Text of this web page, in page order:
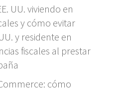
UU. viviendo en
y cómo evitar
y residente en
fiscales al prestar
cómo